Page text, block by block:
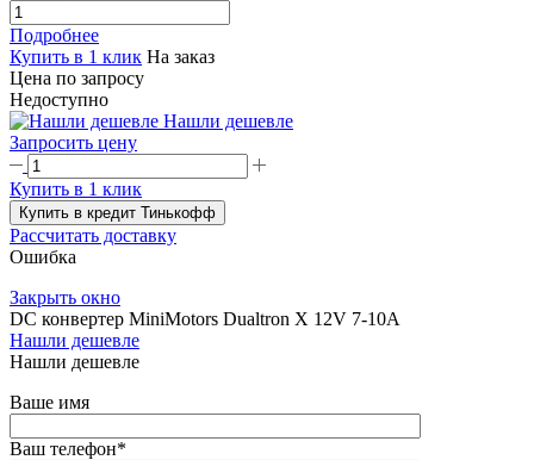
Подробнее
Купить в 1 клик На заказ
Цена по запросу
Недоступно
Нашли дешевле
Запросить цену
Купить в 1 клик
Купить в кредит Тинькофф
Рассчитать доставку
Ошибка
Закрыть окно
DC конвертер MiniMotors Dualtron X 12V 7-10A
Нашли дешевле
Нашли дешевле
Ваше имя
Ваш телефон*